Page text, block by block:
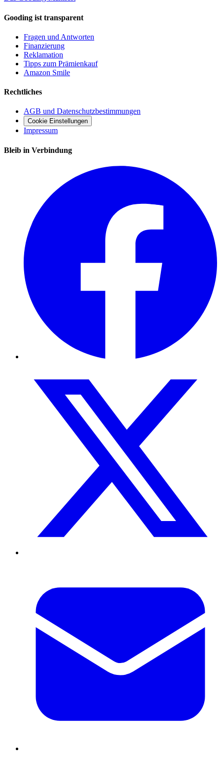
Gooding ist transparent
Fragen und Antworten
Finanzierung
Reklamation
Tipps zum Prämienkauf
Amazon Smile
Rechtliches
AGB und Datenschutzbestimmungen
Cookie Einstellungen
Impressum
Bleib in Verbindung